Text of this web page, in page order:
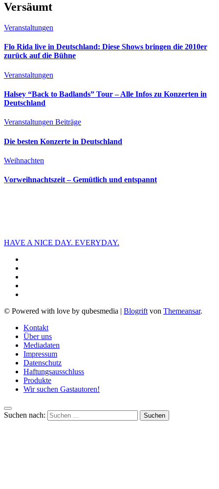
Versäumt
Veranstaltungen
Flo Rida live in Deutschland: Diese Shows bringen die 2010er
zurück auf die Bühne
Veranstaltungen
Halsey “Back to Badlands” Tour – Alle Infos zu Konzerten in
Deutschland
Veranstaltungen Beiträge
Die besten Konzerte in Deutschland
Weihnachten
Vorweihnachtszeit – Gemütlich und entspannt
HAVE A NICE DAY. EVERYDAY.
© Powered with love by qubesmedia | Blogrift von Themeansar.
Kontakt
Über uns
Mediadaten
Impressum
Datenschutz
Haftungsausschluss
Produkte
Wir suchen Gastautoren!
Suchen nach: